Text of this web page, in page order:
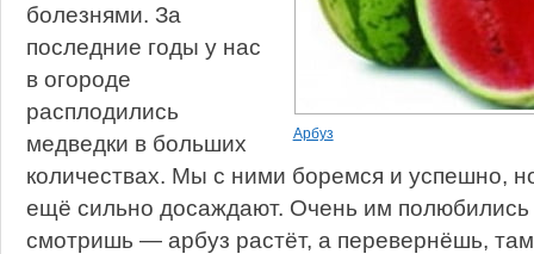
Арбуз
болезнями. За
последние годы у нас
в огороде
расплодились
медведки в больших
количествах. Мы с ними боремся и успешно,
ещё сильно досаждают. Очень им полюбились
смотришь — арбуз растёт, а перевернёшь,